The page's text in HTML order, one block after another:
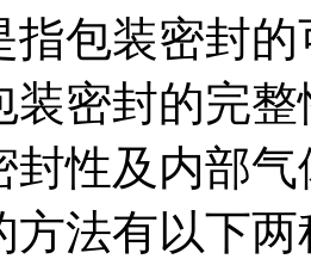
指包装密封
装密封的完
封性及内部
方法有以下